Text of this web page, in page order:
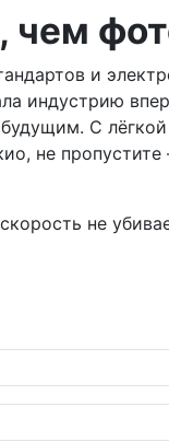
чем
и
индустрию
С
не
не
с модным вихрем